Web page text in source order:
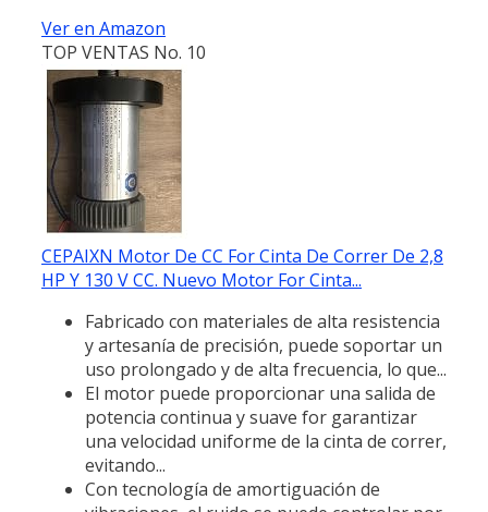
Ver en Amazon
TOP VENTAS No. 10
CEPAIXN Motor De CC For Cinta De Correr De 2,8
HP Y 130 V CC. Nuevo Motor For Cinta...
Fabricado con materiales de alta resistencia
y artesanía de precisión, puede soportar un
uso prolongado y de alta frecuencia, lo que...
El motor puede proporcionar una salida de
potencia continua y suave for garantizar
una velocidad uniforme de la cinta de correr,
evitando...
Con tecnología de amortiguación de